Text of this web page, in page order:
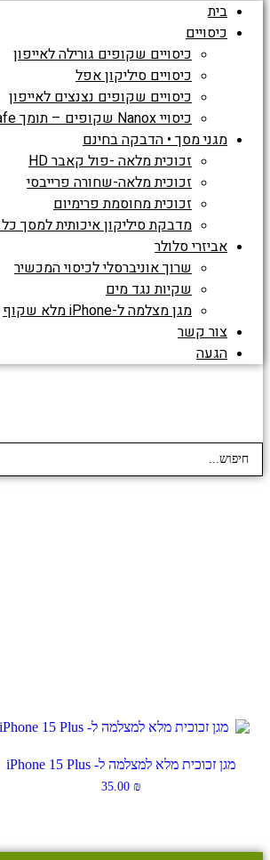
בית
כיסויים
כיסויים שקופים גורילה לאייפון
כיסויים סיליקון אפל
כיסויים שקופים נצנצים לאייפון
כיסויי Nanox שקופים – תומך MagSafe לאייפון
מגני מסך • הדבקה בחינם
זכוכית מלאה -פול קאבר HD
זכוכית מלאה-שחורה פרייבסי
זכוכית מחוסמת פרימיום
מדבקת סיליקון איכותית למסך
אביזרי סלולר
שרוך אוניברסלי לכיסוי המכשיר
שקיות נגד מים
מגן מצלמה ל-iPhone מלא שקוף
צור קשר
הגעה
מגן זכוכית מלא למצלמה ל- iPhone 15 Plus
35.00 ₪